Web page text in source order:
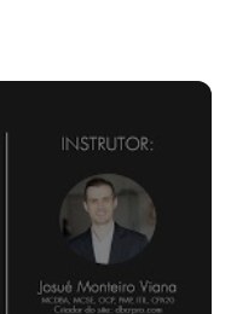
SELECT,
um banco de dados
dele usando as
em banco